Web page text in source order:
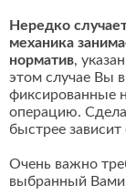
Нередко
механика
норматив,
этом случае Вы
фиксированные
операцию.
быстрее
Очень важно
выбранный